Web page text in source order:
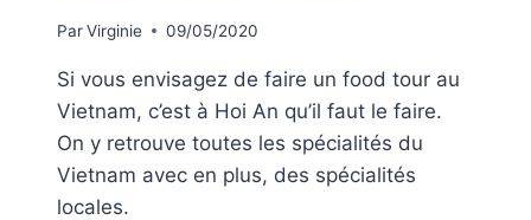
ParVirginie 09/05/2020
Si vous envisagez de faire un food tour au
Vietnam, c’est à Hoi An qu’il faut le faire.
On y retrouve toutes les spécialités du
Vietnam avec en plus, des spécialités
locales.